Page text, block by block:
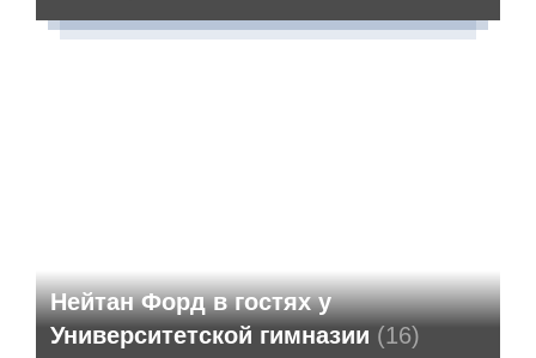
Нейтан Форд в гостях у
Университетской гимназии (16)